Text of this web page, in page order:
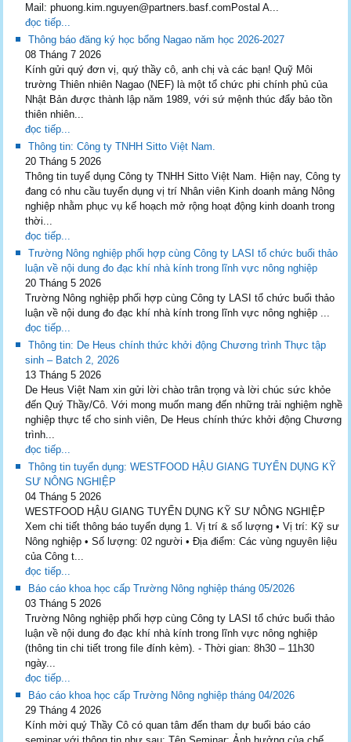
Mail: phuong.kim.nguyen@partners.basf.comPostal A...
đọc tiếp...
Thông báo đăng ký học bổng Nagao năm học 2026-2027
08 Tháng 7 2026
Kính gửi quý đơn vị, quý thầy cô, anh chị và các bạn! Quỹ Môi
trường Thiên nhiên Nagao (NEF) là một tổ chức phi chính phủ của
Nhật Bản được thành lập năm 1989, với sứ mệnh thúc đẩy bảo tồn
thiên nhiên...
đọc tiếp...
Thông tin: Công ty TNHH Sitto Việt Nam.
20 Tháng 5 2026
Thông tin tuyể dụng Công ty TNHH Sitto Việt Nam. Hiện nay, Công ty
đang có nhu cầu tuyển dụng vị trí Nhân viên Kinh doanh mảng Nông
nghiệp nhằm phục vụ kế hoạch mở rộng hoạt động kinh doanh trong
thời...
đọc tiếp...
Trường Nông nghiệp phối hợp cùng Công ty LASI tổ chức buổi thảo
luận về nội dung đo đạc khí nhà kính trong lĩnh vực nông nghiệp
20 Tháng 5 2026
Trường Nông nghiệp phối hợp cùng Công ty LASI tổ chức buổi thảo
luận về nội dung đo đạc khí nhà kính trong lĩnh vực nông nghiệp ...
đọc tiếp...
Thông tin: De Heus chính thức khởi động Chương trình Thực tập
sinh – Batch 2, 2026
13 Tháng 5 2026
De Heus Việt Nam xin gửi lời chào trân trọng và lời chúc sức khỏe
đến Quý Thầy/Cô. Với mong muốn mang đến những trải nghiệm nghề
nghiệp thực tế cho sinh viên, De Heus chính thức khởi động Chương
trình...
đọc tiếp...
Thông tin tuyển dụng: WESTFOOD HẬU GIANG TUYỂN DỤNG KỸ
SƯ NÔNG NGHIỆP
04 Tháng 5 2026
WESTFOOD HẬU GIANG TUYỂN DỤNG KỸ SƯ NÔNG NGHIỆP
Xem chi tiết thông báo tuyển dụng 1. Vị trí & số lượng • Vị trí: Kỹ sư
Nông nghiệp • Số lượng: 02 người • Địa điểm: Các vùng nguyên liệu
của Công t...
đọc tiếp...
Báo cáo khoa học cấp Trường Nông nghiệp tháng 05/2026
03 Tháng 5 2026
Trường Nông nghiệp phối hợp cùng Công ty LASI tổ chức buổi thảo
luận về nội dung đo đạc khí nhà kính trong lĩnh vực nông nghiệp
(thông tin chi tiết trong file đính kèm). - Thời gian: 8h30 – 11h30
ngày...
đọc tiếp...
Báo cáo khoa học cấp Trường Nông nghiệp tháng 04/2026
29 Tháng 4 2026
Kính mời quý Thầy Cô có quan tâm đến tham dự buổi báo cáo